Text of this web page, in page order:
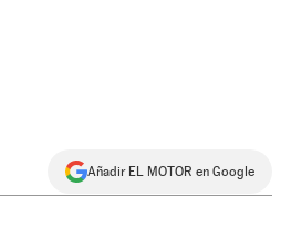
Añadir EL MOTOR en Google